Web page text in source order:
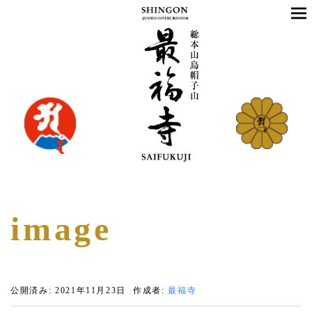
image
公開済み: 2021年11月23日 作成者:最福寺